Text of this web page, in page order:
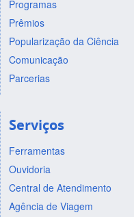
Programas
Prêmios
Popularização da Ciência
Comunicação
Parcerias
Serviços
Ferramentas
Ouvidoria
Central de Atendimento
Agência de Viagem